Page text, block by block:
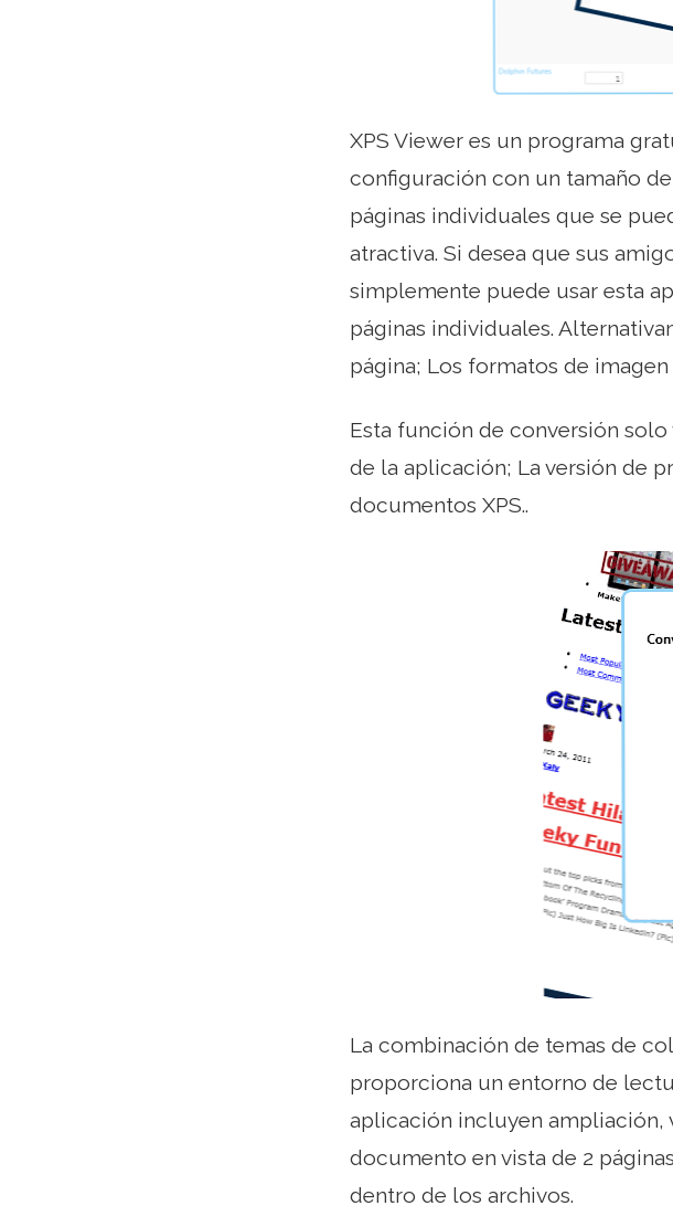
XPS Viewer es un programa
configuración con un tamaño
páginas individuales que se
atractiva. Si desea que sus
simplemente puede usar esta
páginas individuales.
página; Los formatos de imagen
Esta función de conversión
de la aplicación; La versión de
documentos XPS..
La combinación de temas de
proporciona un entorno de
aplicación incluyen
documento en vista de 2
dentro de los archivos.